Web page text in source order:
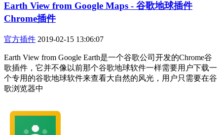
Earth View from Google Maps - 谷歌地球插件
Chrome插件
官方插件 2019-02-15 13:06:07
Earth View from Google Earth是一个谷歌公司开发的Chrome谷
歌插件，它并不像以前那个谷歌地球软件一样需要用户下载一
个专用的谷歌地球软件来查看大自然的风光，用户只需要在谷
歌浏览器中